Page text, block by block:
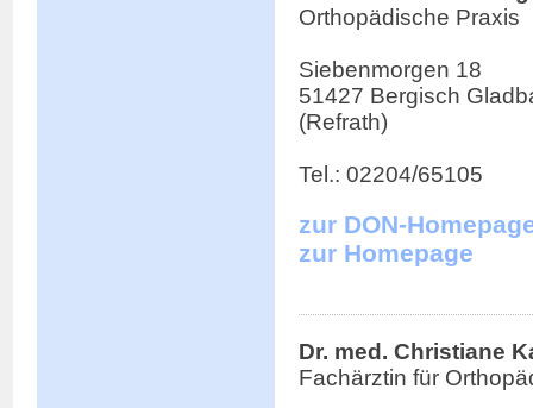
Orthopädische Praxis
Siebenmorgen 18
51427 Bergisch
(Refrath)
Tel.: 02204/65105
zur DON-
zur Homepage
Dr. med. Christiane
Fachärztin für